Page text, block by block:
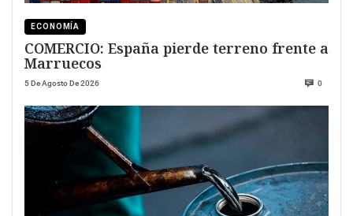
ECONOMÍA
COMERCIO: España pierde terreno frente a
Marruecos
5 De Agosto De 2026 0